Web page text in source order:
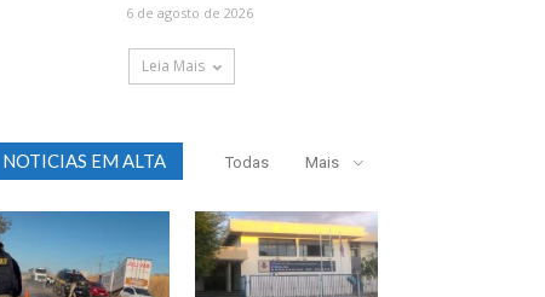
6 de agosto de 2026
Leia Mais
NOTICIAS EM ALTA Todas Mais